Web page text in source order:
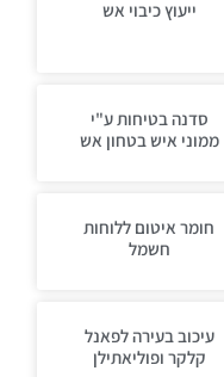
ייעוץ כיבוי אש
סדנה בטיחות ע"י
ממוני איש בטחון אש
חומר איטום ללוחות
חשמל
עיכוב בעירה לפאנל
קלקר ופוליאתילן